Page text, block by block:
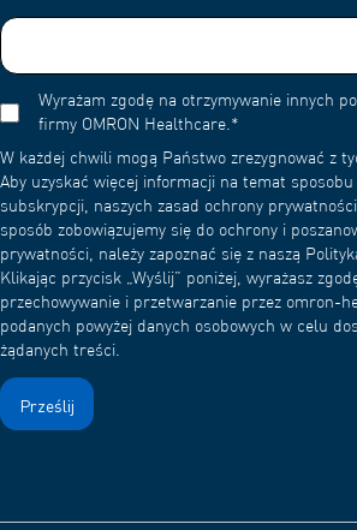
Wyrażam zgodę na otrzymywanie innych
firmy OMRON Healthcare.*
W każdej chwili mogą Państwo zrezygnować z
Aby uzyskać więcej informacji na temat sposobu
subskrypcji, naszych zasad ochrony
sposób zobowiązujemy się do ochrony i
prywatności, należy zapoznać się z naszą
Klikając przycisk „Wyślij” poniżej, wyrażasz
przechowywanie i przetwarzanie przez omron-
podanych powyżej danych osobowych w celu
żądanych treści.